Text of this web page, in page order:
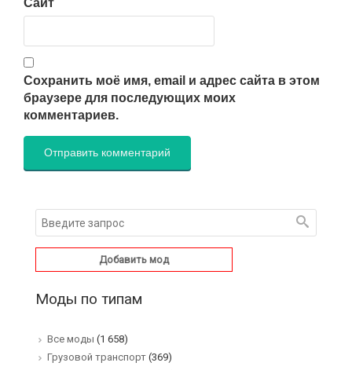
Сайт
Сохранить моё имя, email и адрес сайта в этом
браузере для последующих моих
комментариев.
Добавить мод
Моды по типам
Все моды (1 658)
Грузовой транспорт (369)